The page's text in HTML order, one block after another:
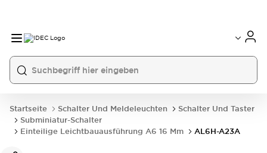
Startseite Schalter Und Meldeleuchten
Schalter Und Taster
Subminiatur-Schalter
Einteilige Leichtbauausführung A6 16 Mm
AL6H-A23A